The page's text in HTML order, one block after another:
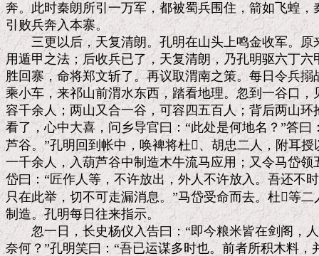
奔。此时秦朗所引一万军，都被蜀兵围住，箭如飞蝗
引败兵奔入本寨。
三更以后，天复清朗。孔明在山头上鸣金收军。原
用遁甲之法；后收兵已了，天复清朗，乃孔明驱六丁
胜回寨，命将郑文斩了。再议取渭南之策。每日令兵
乘小车，来祁山前渭水东西，踏看地理。忽到一谷口
容千余人；两山又合一谷，可容四五百人；背后两山
看了，心中大喜，问乡导官曰：“此处是何地名？”答曰
芦谷。”孔明回到帐中，唤裨将杜、胡忠二人，附耳
一千余人，入葫芦谷中制造木牛流马应用；又令马岱
岱曰：“匠作人等，不许放出，外人不许放入。吾还不
只在此举，切不可走漏消息。”马岱受命而去。杜等
制造。孔明每日往来指示。
忽一日，长史杨仪入告曰：“即今粮米皆在剑阁，人
奈何？”孔明笑曰：“吾已运谋多时也。前者所积木料，